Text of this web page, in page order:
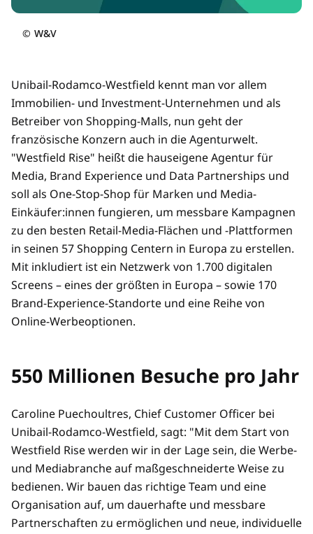
© W&V
Unibail-Rodamco-Westfield kennt man vor allem
Immobilien- und Investment-Unternehmen und als
Betreiber von Shopping-Malls, nun geht der
französische Konzern auch in die Agenturwelt.
"Westfield Rise" heißt die hauseigene Agentur für
Media, Brand Experience und Data Partnerships und
soll als One-Stop-Shop für Marken und Media-
Einkäufer:innen fungieren, um messbare Kampagnen
zu den besten Retail-Media-Flächen und -Plattformen
in seinen 57 Shopping Centern in Europa zu erstellen.
Mit inkludiert ist ein Netzwerk von 1.700 digitalen
Screens – eines der größten in Europa – sowie 170
Brand-Experience-Standorte und eine Reihe von
Online-Werbeoptionen.
550 Millionen Besuche pro Jahr
Caroline Puechoultres, Chief Customer Officer bei
Unibail-Rodamco-Westfield, sagt: "Mit dem Start von
Westfield Rise werden wir in der Lage sein, die Werbe-
und Mediabranche auf maßgeschneiderte Weise zu
bedienen. Wir bauen das richtige Team und eine
Organisation auf, um dauerhafte und messbare
Partnerschaften zu ermöglichen und neue, individuelle